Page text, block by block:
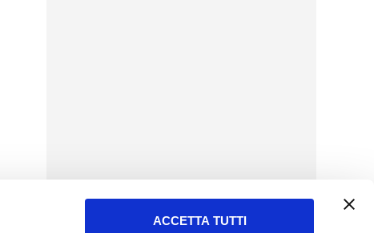
ACCETTA TUTTI